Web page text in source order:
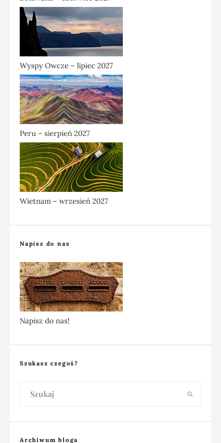
Wyspy Owcze – lipiec 2027
Peru – sierpień 2027
Wietnam – wrzesień 2027
Napisz do nas
Napisz do nas!
Szukasz czegoś?
Archiwum bloga